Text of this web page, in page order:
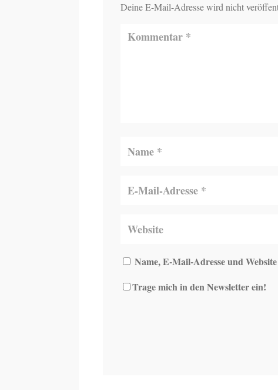
Deine E-Mail-Adresse wird nicht
Name, E-Mail-Adresse und
Trage mich in den Newsletter ein!